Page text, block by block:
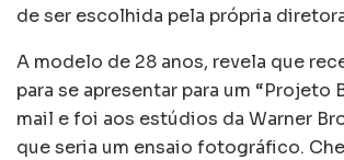
de ser escolhida pela própria
A modelo de 28 anos, revela que
para se apresentar para um “Projeto
mail e foi aos estúdios da Warner
que seria um ensaio fotográfico.